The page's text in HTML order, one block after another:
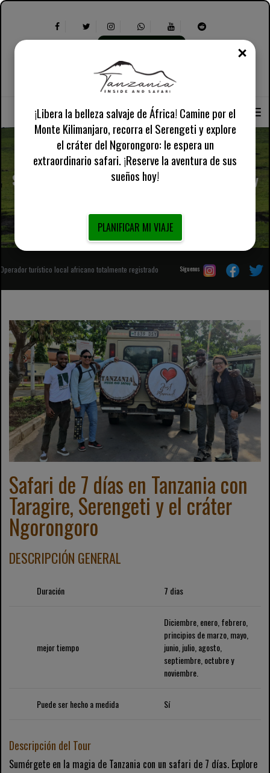
Seleccionar
inglés reino unido
Seleccione
lo
siguiente:
Información práctica
Safari de 7 días en Tanzania con Taragire, Serengeti y
Operador turístico local africano totalmente registrado Síguenos
Safari de 7 días en Tanzania con
Taragire, Serengeti y el cráter
Ngorongoro
DESCRIPCIÓN GENERAL
Duración 7 dias
mejor tiempo
Diciembre, enero, febrero,
principios de marzo, mayo,
junio, julio, agosto,
septiembre, octubre y
noviembre.
Puede ser hecho a medida Sí
Descripción del Tour
Sumérgete en la magia de Tanzania con un safari de 7 días. Explore
¡Libera la belleza salvaje de África! Camine por el
Monte Kilimanjaro, recorra el Serengeti y explore
el cráter del Ngorongoro: le espera un
extraordinario safari. ¡Reserve la aventura de sus
sueños hoy!
PLANIFICAR MI VIAJE